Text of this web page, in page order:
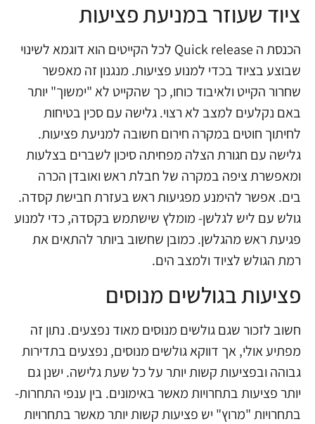
ציוד שעוזר במניעת פציעות
הכנסת ה Quick release לכל הקייטים הוא דוגמא לשינוי
שבוצע בציוד בכדי למנוע פציעות. מנגנון זה מאפשר
שחרור הקייט ולאיבוד כוחו, כך שהקייט לא "ימשוך" יותר
באם נקלעים למצב לא רצוי. גלישה עם סכין בטיחות
לחיתוך חוטים במקרה חירום חשובה למניעת פציעות.
גלישה עם חגורת הצלה מפחיתה סיכון לשברים בצלעות
ומאפשרת ציפה במקרה של חבלת ראש ואובדן הכרה
בים. אפשר להימנע מפגיעות ראש בעזרת חבישת קסדה.
גולש עם ליש לגלשן- מומלץ שישתמש בקסדה, כדי למנוע
פגיעת ראש מהגלשן. כמובן שחשוב ביותר להתאים את
רמת הגולש לציוד ולמצב הים.
פציעות בגולשים מנוסים
חשוב לזכור שגם גולשים מנוסים מאוד נפצעים. נתון זה
מפתיע אולי, אך דווקא גולשים מנוסים, נפצעים בתדירות
גבוהה ובפציעות קשות יותר על כל שעת גלישה. ישנן גם
יותר פציעות בתחרויות מאשר באימונים. בין ענפי התחרות-
בתחרויות "מרוץ" יש פציעות קשות יותר מאשר בתחרויות